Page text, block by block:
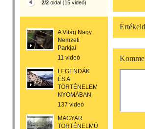
2/2 oldal (15 videó)
A Világ Nagy
Nemzeti
Parkjai
11 videó
LEGENDÁK
ÉS A
TÖRTÉNELEM
NYOMÁBAN
137 videó
MAGYAR
TÖRTÉNELMÜNK